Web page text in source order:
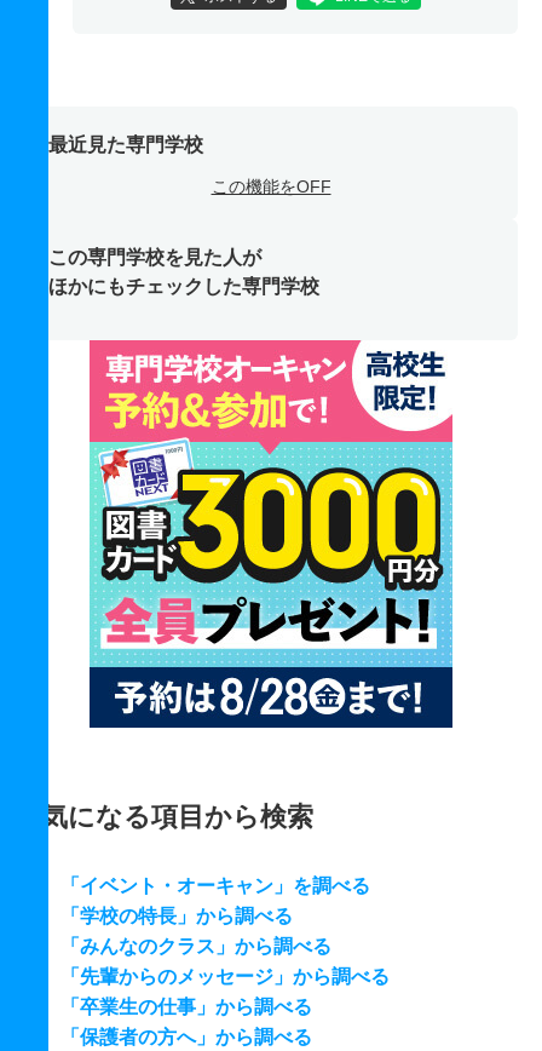
最近見た専門学校
この機能をOFF
この専門学校を見た人が
ほかにもチェックした専門学校
気になる項目から検索
「イベント・オーキャン」を調べる
「学校の特長」から調べる
「みんなのクラス」から調べる
「先輩からのメッセージ」から調べる
「卒業生の仕事」から調べる
「保護者の方へ」から調べる